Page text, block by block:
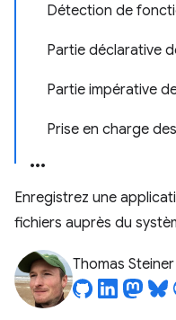
Détection de
Partie déclarative
Partie impérative
Prise en charge
Enregistrez une
fichiers auprès du
Thomas Steiner